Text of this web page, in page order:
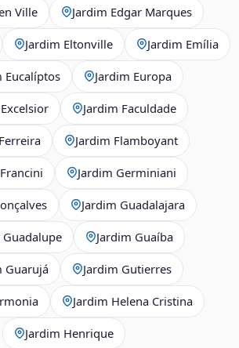
Ville Jardim Edgar Marques
Jardim Eltonville Jardim Emília
Eucalíptos Jardim Europa
Jardim Faculdade
Jardim Flamboyant
Jardim Germiniani
Jardim Guadalajara
Guadalupe Jardim Guaíba
Guarujá Jardim Gutierres
Jardim Helena Cristina
Jardim Henrique